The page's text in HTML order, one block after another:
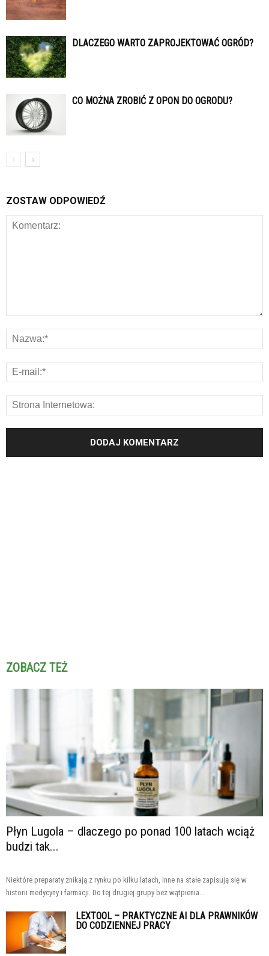
DLACZEGO WARTO ZAPROJEKTOWAĆ OGRÓD?
CO MOŻNA ZROBIĆ Z OPON DO OGRODU?
ZOSTAW ODPOWIEDŹ
ZOBACZ TEŻ
Płyn Lugola – dlaczego po ponad 100 latach wciąż
budzi tak...
Niektóre preparaty znikają z rynku po kilku latach, inne na stałe zapisują się w
historii medycyny i farmacji. Do tej drugiej grupy bez wątpienia...
LEXTOOL – PRAKTYCZNE AI DLA PRAWNIKÓW
DO CODZIENNEJ PRACY